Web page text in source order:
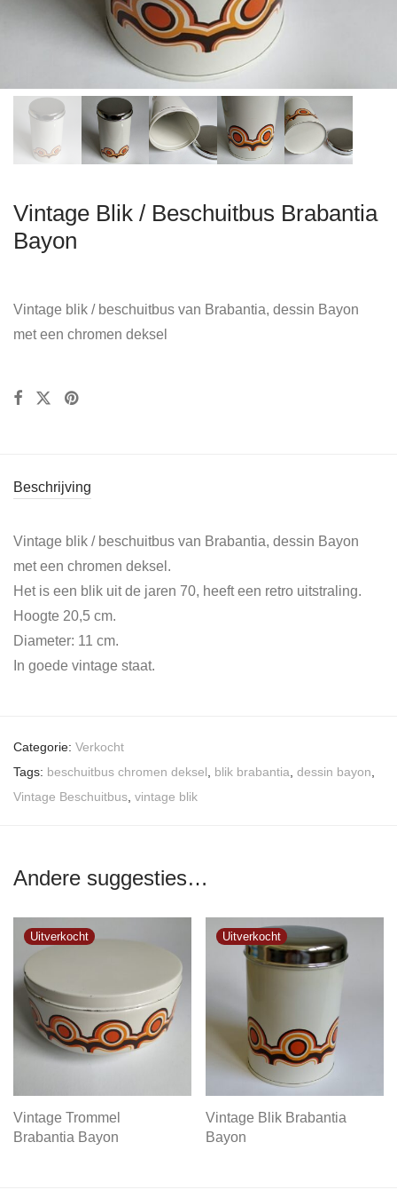
Vintage Blik / Beschuitbus Brabantia
Bayon
Vintage blik / beschuitbus van Brabantia, dessin Bayon
met een chromen deksel
Beschrijving
Vintage blik / beschuitbus van Brabantia, dessin Bayon
met een chromen deksel.
Het is een blik uit de jaren 70, heeft een retro uitstraling.
Hoogte 20,5 cm.
Diameter: 11 cm.
In goede vintage staat.
Categorie: Verkocht
Tags: beschuitbus chromen deksel blik brabantia dessin bayon
Vintage Beschuitbus vintage blik
Andere suggesties…
Vintage Trommel
Brabantia Bayon
Vintage Blik Brabantia
Bayon